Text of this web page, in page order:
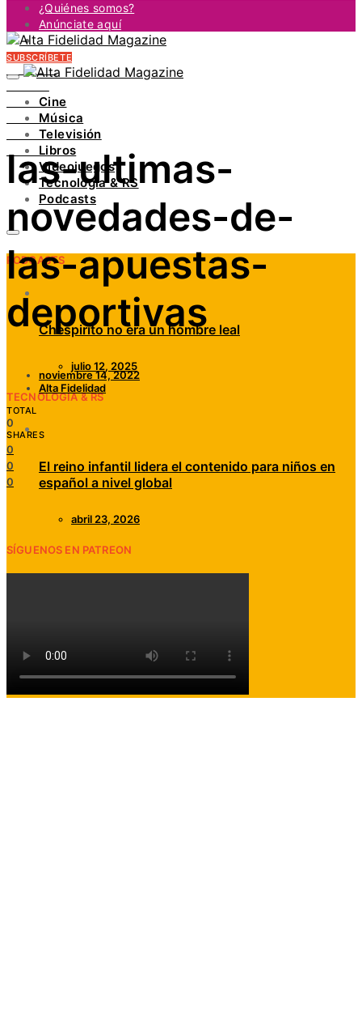
¿Quiénes somos?
Anúnciate aquí
Contacto
FACEBOOK
INSTAGRAM
PINTEREST
YOUTUBE
LINKEDIN
SUBSCRÍBETE
Cine
Música
Televisión
Libros
Videojuegos
Tecnología & RS
Podcasts
PODCASTS
Chespirito no era un hombre leal
julio 12, 2025
TECNOLOGÍA & RS
El reino infantil lidera el contenido para niños en
español a nivel global
abril 23, 2026
SÍGUENOS EN PATREON
las-ultimas-
novedades-de-
las-apuestas-
deportivas
noviembre 14, 2022
Alta Fidelidad
TOTAL
0
SHARES
0
0
0